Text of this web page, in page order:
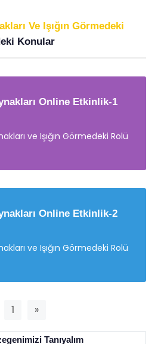
Ve Işığın Görmedeki
Konular
Online Etkinlik-1
ve Işığın Görmedeki Rolü
Online Etkinlik-2
ve Işığın Görmedeki Rolü
1 »
Tanıyalım